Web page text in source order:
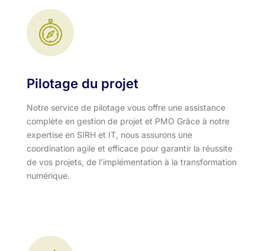
Pilotage du projet
Notre service de pilotage vous offre une assistance
complète en gestion de projet et PMO Grâce à notre
expertise en SIRH et IT, nous assurons une
coordination agile et efficace pour garantir la réussite
de vos projets, de l’implémentation à la transformation
numérique.